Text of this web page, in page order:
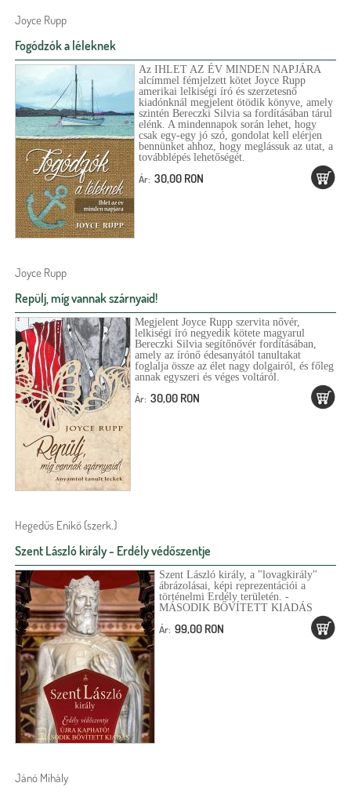
Joyce Rupp
Fogódzók a léleknek
Az IHLET AZ ÉV MINDEN NAPJÁRA
alcímmel fémjelzett kötet Joyce Rupp
amerikai lelkiségi író és szerzetesnő
kiadónknál megjelent ötödik könyve, amely
szintén Bereczki Silvia sa fordításában tárul
elénk. A mindennapok során lehet, hogy
csak egy-egy jó szó, gondolat kell elérjen
bennünket ahhoz, hogy meglássuk az utat, a
továbblépés lehetőségét.
Ár: 30,00 RON
Joyce Rupp
Repülj, míg vannak szárnyaid!
Megjelent Joyce Rupp szervita nővér,
lelkiségi író negyedik kötete magyarul
Bereczki Silvia segítőnővér fordításában,
amely az írónő édesanyától tanultakat
foglalja össze az élet nagy dolgairól, és főleg
annak egyszeri és véges voltáról.
Ár: 30,00 RON
Hegedűs Enikő (szerk.)
Szent László király - Erdély védőszentje
Szent László király, a "lovagkirály"
ábrázolásai, képi reprezentációi a
történelmi Erdély területén. -
MÁSODIK BŐVÍTETT KIADÁS
Ár: 99,00 RON
Jánó Mihály